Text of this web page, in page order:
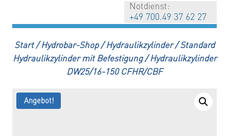
Notdienst:
+49 700.49 37 62 27
Start / Hydrobar-Shop / Hydraulikzylinder / Standard
Hydraulikzylinder mit Befestigung /Hydraulikzylinder
DW25/16-150 CFHR/CBF
Angebot!